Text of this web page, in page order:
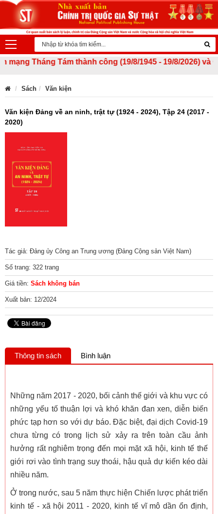
Tháng Tám thành công (19/8/1945 - 19/8/2026) và
Sách Văn kiện
Văn kiện Đảng về an ninh, trật tự (1924 - 2024), Tập 24 (2017 -
2020)
Tác giả: Đảng ủy Công an Trung ương (Đảng Cộng sản Việt Nam)
Số trang: 322 trang
Giá tiền: Sách không bán
Xuất bản: 12/2024
Thông tin sách Bình luận
Những năm 2017 - 2020, bối cảnh thế giới và khu vực có
những yếu tố thuận lợi và khó khăn đan xen, diễn biến
phức tạp hơn so với dự báo. Đặc biệt, đại dịch Covid-19
chưa từng có trong lịch sử xảy ra trên toàn cầu ảnh
hưởng rất nghiêm trọng đến mọi mặt xã hội, kinh tế thế
giới rơi vào tình trạng suy thoái, hậu quả dự kiến kéo dài
nhiều năm.
Ở trong nước, sau 5 năm thực hiện Chiến lược phát triển
kinh tế - xã hội 2011 - 2020, kinh tế vĩ mô dần ổn định,